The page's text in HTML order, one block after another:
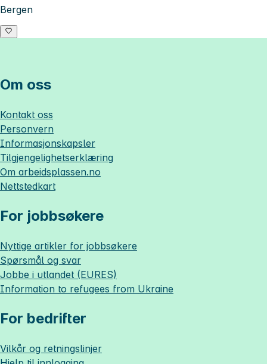
Bergen
Om oss
Kontakt oss
Personvern
Informasjonskapsler
Tilgjengelighetserklæring
Om arbeidsplassen.no
Nettstedkart
For jobbsøkere
Nyttige artikler for jobbsøkere
Spørsmål og svar
Jobbe i utlandet (EURES)
Information to refugees from Ukraine
For bedrifter
Vilkår og retningslinjer